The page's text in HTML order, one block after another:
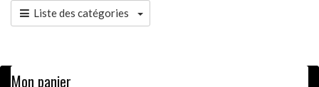
Liste des catégories
Aucun produit ne correspond à vos critères de recherche
Mon panier